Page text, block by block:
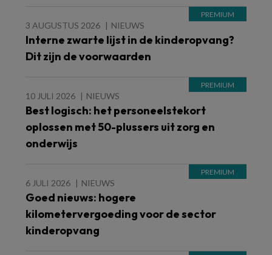
3 AUGUSTUS 2026 NIEUWS
Interne zwarte lijst in de kinderopvang?
Dit zijn de voorwaarden
10 JULI 2026 NIEUWS
Best logisch: het personeelstekort
oplossen met 50-plussers uit zorg en
onderwijs
6 JULI 2026 NIEUWS
Goed nieuws: hogere
kilometervergoeding voor de sector
kinderopvang